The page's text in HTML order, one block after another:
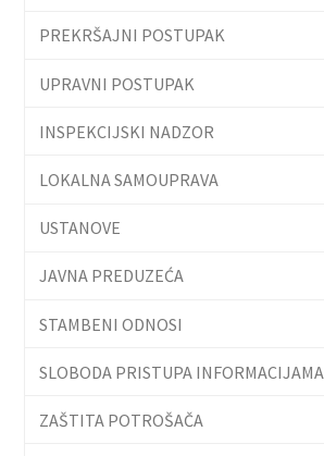
PREKRŠAJNI POSTUPAK
UPRAVNI POSTUPAK
INSPEKCIJSKI NADZOR
LOKALNA SAMOUPRAVA
USTANOVE
JAVNA PREDUZEĆA
STAMBENI ODNOSI
SLOBODA PRISTUPA INFORMACIJAMA
ZAŠTITA POTROŠAČA